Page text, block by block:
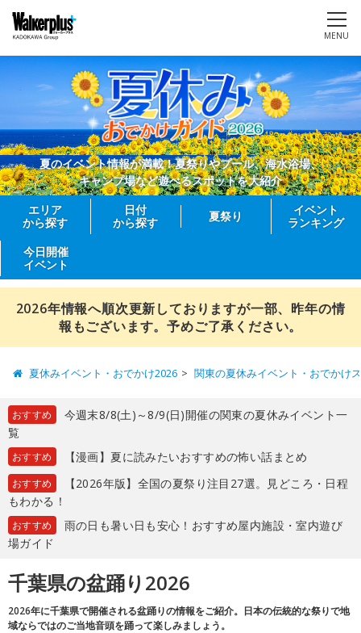
MENU
夏のイベント情報が満載！夏祭りやプール、海水浴場、
キャンプ場など遊べるスポットを大紹介
エリア
から探す
日付
から探す
夏祭り
イベント
ランキング
今日開催
イベント
2026年情報へ順次更新しておりますが一部、昨年の情
報もございます。予めご了承ください。
夏休みイベント・おでかけ2026 関東の夏休みイベント・おでかけ
おすすめ
今週末8/8(土)～8/9(日)開催の関東の夏休みイベント一
覧
おすすめ 【漫画】夏に読みたいおすすめの怖い話まとめ
おすすめ
【2026年版】全国の夏祭り注目27選。見どころ・日程
もわかる！
おすすめ
雨の日も暑い日も安心！おすすめ屋内施設・室内遊び
場ガイド
千葉県の盆踊り2026
2026年に千葉県で開催される盆踊りの情報をご紹介。日本の伝統的な祭りで地
域ならではのご当地音頭を踊って楽しみましょう。